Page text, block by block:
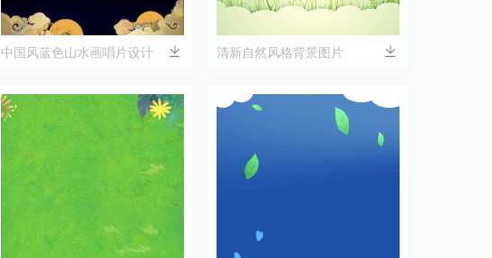
中国风蓝色山水画唱片设计 清新自然风格背景图片